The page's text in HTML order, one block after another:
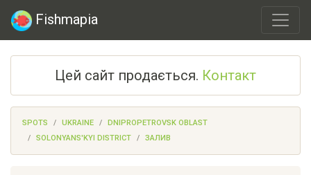
Fishmapia
Цей сайт продається. Контакт
SPOTS UKRAINE
DNIPROPETROVSK OBLAST
SOLONYANS'KYI DISTRICT
ЗАЛИВ